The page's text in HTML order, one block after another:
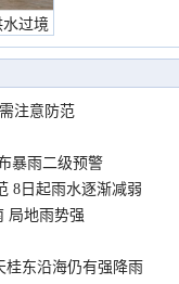
水过境
注意防范
暴雨二级预警
8日起雨水逐渐减弱
局地雨势强
桂东沿海仍有强降雨